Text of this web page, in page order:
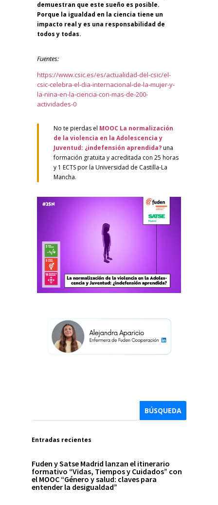
demuestran que este sueño es posible.
Porque la igualdad en la ciencia tiene un
impacto real y es una responsabilidad de
todos y todas.
Fuentes:
https://www.csic.es/es/actualidad-del-csic/el-
csic-celebra-el-dia-internacional-de-la-mujer-y-
la-nina-en-la-ciencia-con-mas-de-200-
actividades-0
No te pierdas el MOOC La normalización
de la violencia en la Adolescencia y
Juventud: ¿indefensión aprendida?una
formación gratuita y acreditada con 25 horas
y 1 ECTS por la Universidad de Castilla-La
Mancha.
Entradas recientes
Fuden y Satse Madrid lanzan el itinerario
formativo “Vidas, Tiempos y Cuidados” con
el MOOC “Género y salud: claves para
entender la desigualdad”